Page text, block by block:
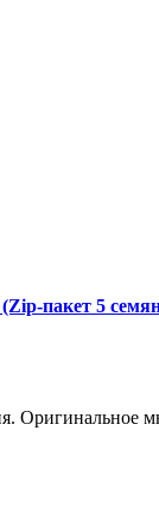
пакет 5
Оригинальное